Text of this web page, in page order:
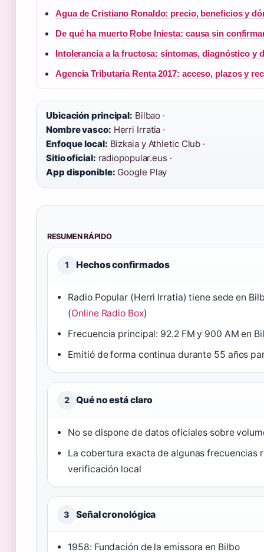
Agua de Cristiano Ronaldo: precio, beneficios y
De qué ha muerto Robe Iniesta: causa sin
Intolerancia a la fructosa: síntomas, diagnóstico y
Agencia Tributaria Renta 2017: acceso, plazos y
Ubicación principal: Bilbao ·
Nombre vasco: Herri Irratia ·
Enfoque local: Bizkaia y Athletic Club ·
Sitio oficial: radiopopular.eus ·
App disponible: Google Play
RESUMEN RÁPIDO
1 Hechos confirmados
Radio Popular (Herri Irratia) tiene sede en
(Online Radio Box)
Frecuencia principal: 92.2 FM y 900 AM en
Emitió de forma continua durante 55 años
2 Qué no está claro
No se dispone de datos oficiales sobre
La cobertura exacta de algunas frecuencias
verificación local
3 Señal cronológica
1958: Fundación de la emissora en Bilbo